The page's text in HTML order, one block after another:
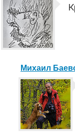
Михаил